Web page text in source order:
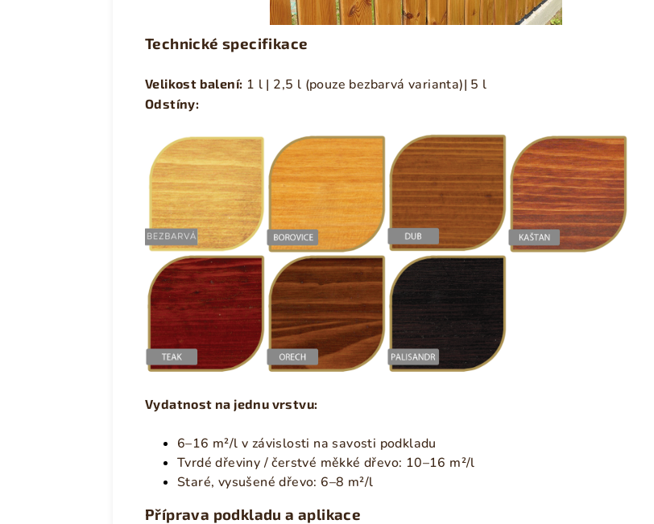
Technické specifikace
Velikost balení: 1 l | 2,5 l (pouze bezbarvá varianta)| 5 l
Odstíny:
Vydatnost na jednu vrstvu:
6–16 m²/l v závislosti na savosti podkladu
Tvrdé dřeviny / čerstvé měkké dřevo: 10–16 m²/l
Staré, vysušené dřevo: 6–8 m²/l
Příprava podkladu a aplikace